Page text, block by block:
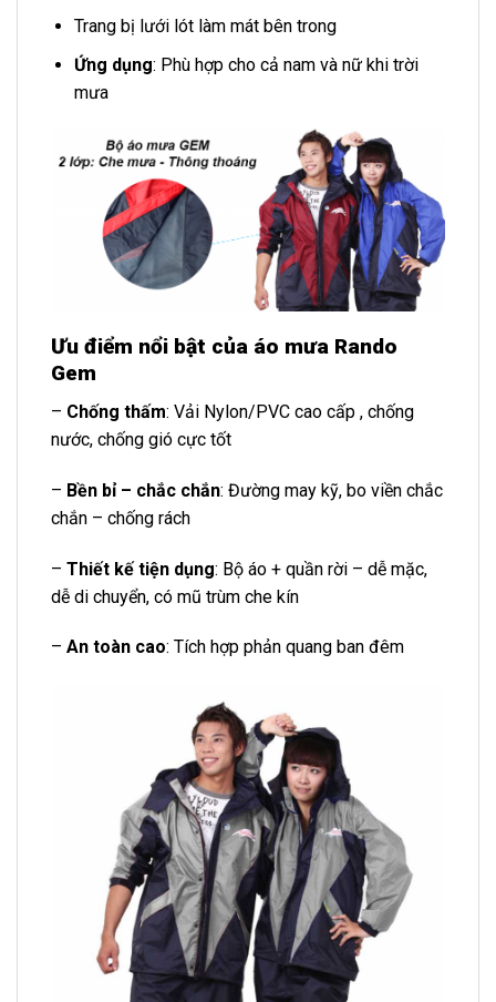
Trang bị lưới lót làm mát bên trong
Ứng dụng: Phù hợp cho cả nam và nữ khi trời
mưa
Ưu điểm nổi bật của áo mưa Rando
Gem
– Chống thấm: Vải Nylon/PVC cao cấp , chống
nước, chống gió cực tốt
– Bền bỉ – chắc chắn: Đường may kỹ, bo viền chắc
chắn – chống rách
– Thiết kế tiện dụng: Bộ áo + quần rời – dễ mặc,
dễ di chuyển, có mũ trùm che kín
– An toàn cao: Tích hợp phản quang ban đêm